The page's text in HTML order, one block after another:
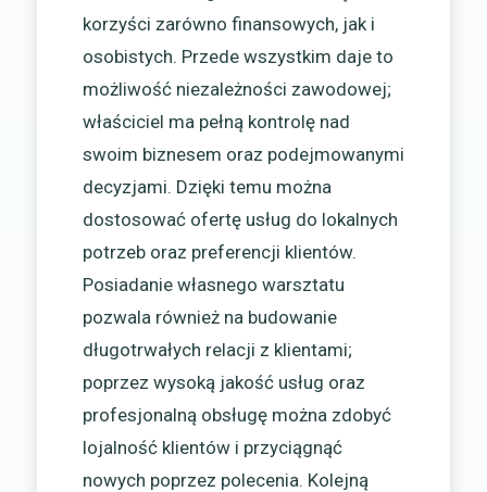
korzyści zarówno finansowych, jak i
osobistych. Przede wszystkim daje to
możliwość niezależności zawodowej;
właściciel ma pełną kontrolę nad
swoim biznesem oraz podejmowanymi
decyzjami. Dzięki temu można
dostosować ofertę usług do lokalnych
potrzeb oraz preferencji klientów.
Posiadanie własnego warsztatu
pozwala również na budowanie
długotrwałych relacji z klientami;
poprzez wysoką jakość usług oraz
profesjonalną obsługę można zdobyć
lojalność klientów i przyciągnąć
nowych poprzez polecenia. Kolejną